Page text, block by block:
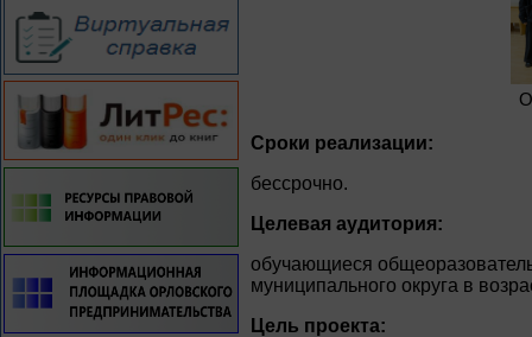
Сроки реализации:
бессрочно.
Целевая аудитория:
обучающиеся
муниципального округа в
Цель проекта: